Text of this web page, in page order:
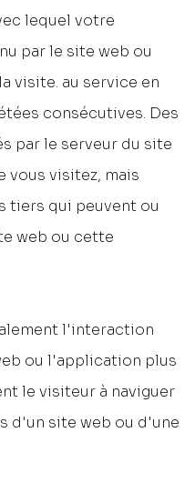
lequel votre
par le site web ou
visite. au service en
consécutives. Des
par le serveur du site
vous visitez, mais
tiers qui peuvent ou
web ou cette
l'interaction
ou l'application plus
le visiteur à naviguer
d'un site web ou d'une